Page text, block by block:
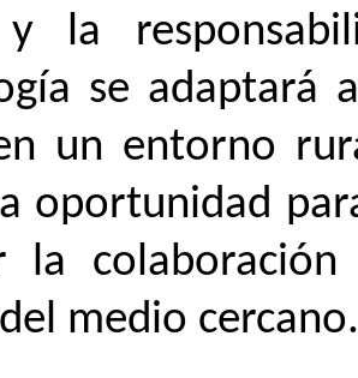
y la
se adaptará
un entorno
oportunidad
la
medio cercano.